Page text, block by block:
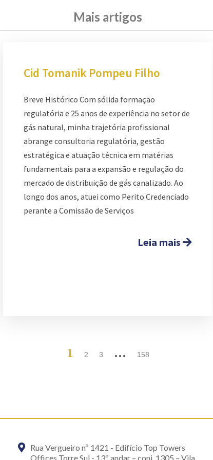
Mais artigos
Cid Tomanik Pompeu Filho
Breve Histórico Com sólida formação
regulatória e 25 anos de experiência no setor de
gás natural, minha trajetória profissional
abrange consultoria regulatória, gestão
estratégica e atuação técnica em matérias
fundamentais para a expansão e regulação do
mercado de distribuição de gás canalizado. Ao
longo dos anos, atuei como Perito Credenciado
perante a Comissão de Serviços
Leia mais
1 2 3 … 158
Rua Vergueiro nº 1421 - Edifício Top Towers
Offices Torre Sul - 13º andar – conj. 1305 – Vila